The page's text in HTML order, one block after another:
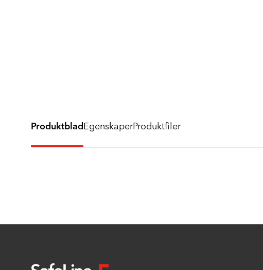
ProduktbladEgenskaperProduktfiler